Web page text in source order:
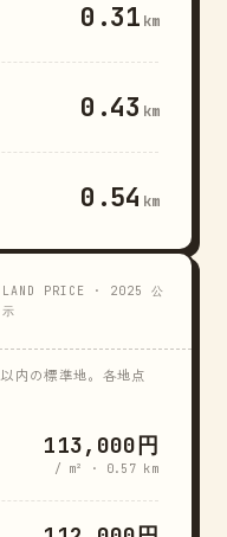
0.31 km
0.43 km
0.54 km
LAND PRICE · 2025 公
示
内の標準地。各地点
113,000円
/ m² · 0.57 km